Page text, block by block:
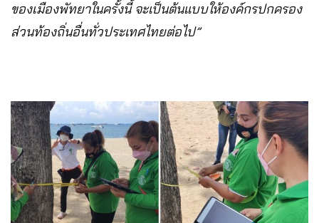
ของเมืองพัทยาในครั้งนี้ จะเป็นต้นแบบให้องค์กรปกครอง
ส่วนท้องถิ่นอื่นทั่วประเทศไทยต่อไป”